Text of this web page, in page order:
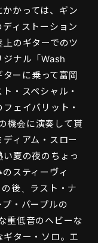
かかっては、ギン
ィストーション
のギターでのツ
ナル「Wash
ーに乗って富岡
・スペシャル・
ェイバリット・
機会に演奏して貰
ィアム・スロー
夏の夜のちょっ
スティーヴィ
後、ラスト・ナ
・パープルの
重低音のヘビーな
ター・ソロ。エ